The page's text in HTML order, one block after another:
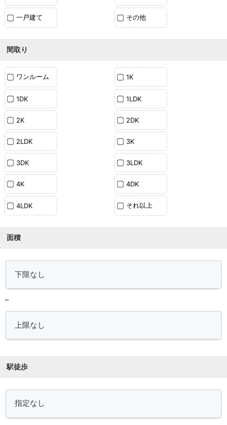
一戸建て その他
間取り
ワンルーム 1K
1DK 1LDK
2K 2DK
2LDK 3K
3DK 3LDK
4K 4DK
4LDK それ以上
面積
～
駅徒歩